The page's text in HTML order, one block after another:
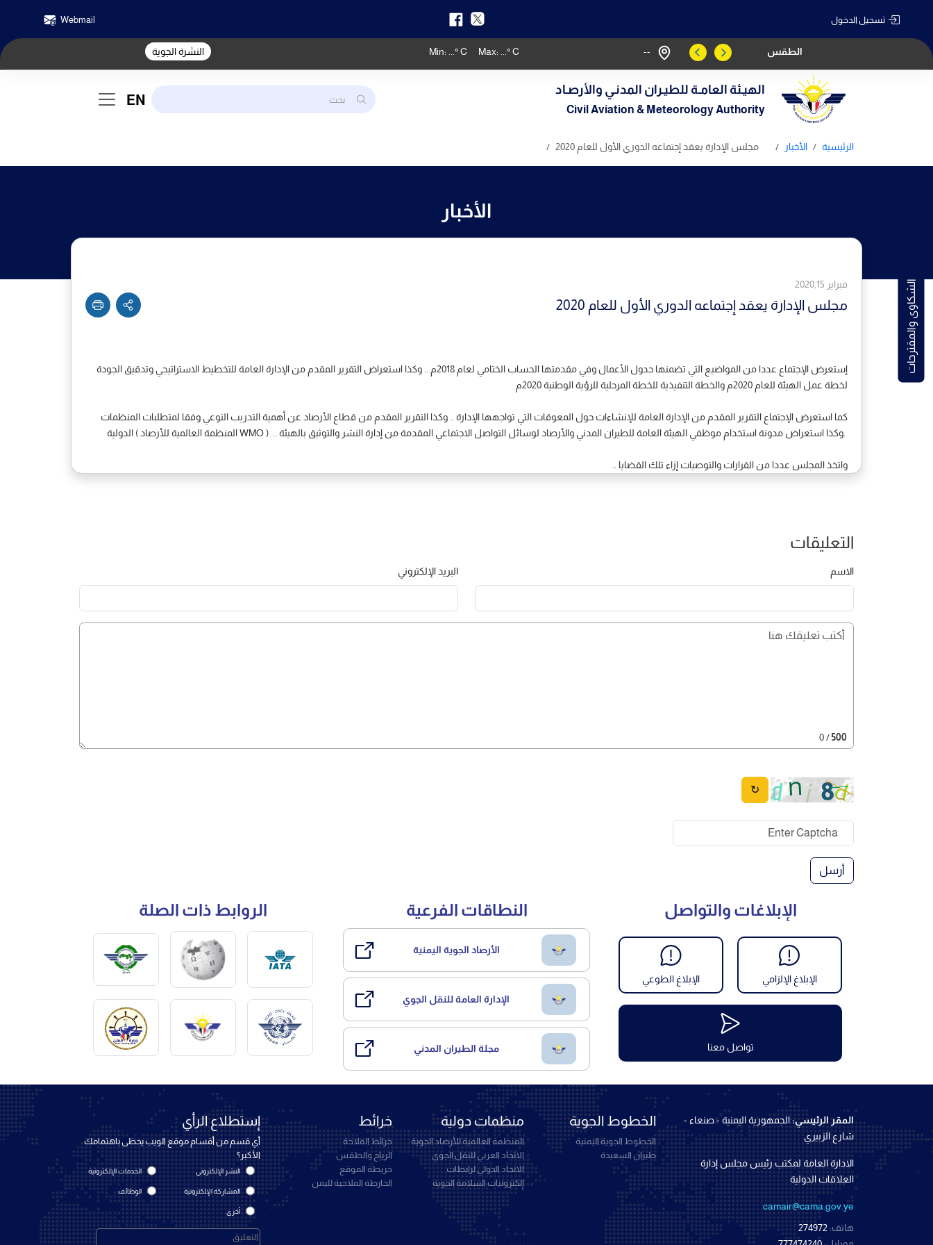
تسجيل الدخول Webmail
الطقس --
Max: ° C
Min: ° C النشرة الجوية
الهيـئة العامـة للطيـران المدنـي والأرصـاد
Civil Aviation & Meteorology Authority
EN
الشكاوى والمقترحات
الرئيسية الأخبار مجلس الإدارة يعقد إجتماعه الدوري الأول للعام 2020
الأخبار
فبراير 2020,15
مجلس الإدارة يعقد إجتماعه الدوري الأول للعام 2020
إستعرض الإجتماع عددا من المواضيع التي تضمنها جدول الأعمال وفي مقدمتها الحساب الختامي لعام 2018م .. وكذا استعراض التقرير المقدم من الإدارة العامة للتخطيط الاستراتيجي وتدقيق الجودة
لخطة عمل الهيئة للعام 2020م والخطة التنفيذية للخطة المرحلية للرؤية الوطنية 2020م
واتخذ المجلس عددا من القرارات والتوصيات إزاء تلك القضايا ..
التعليقات
الاسم البريد الإلكتروني
500
/ 0
↻
أرسل
الإبلاغات والتواصل
الإبلاغ الإلزامي الإبلاغ الطوعي
تواصل معنا
النطاقات الفرعية
الأرصاد الجوية اليمنية
الإدارة العامة للنقل الجوي
مجلة الطيران المدني
الروابط ذات الصلة
المقر الرئيسي:الجمهورية اليمنية - صنعاء -
شارع الزبيري
الادارة العامة لمكتب رئيس مجلس إدارة
العلاقات الدولية
camair@cama.gov.ye
هاتف: 274972
الخطوط الجوية
الخطوط الجوية اليمنية
طيران السعيدة
منظمات دولية
المنظمة العالمية للأرصاد الجوية
الاتحاد العربي للنقل الجوي
الاتحاد الدولي لرابطات
إلكترونيات السلامة الجوية
خرائط
خرائط الملاحة
الرياح والطقس
خريطة الموقع
الخارطة الملاحية لليمن
إستطلاع الرأي
أي قسم من أقسام موقع الويب يحظى باهتمامك
الأكبر؟
النشر الإلكتروني الخدمات الإلكترونية
المشاركة الإلكترونية الوظائف
أخرى